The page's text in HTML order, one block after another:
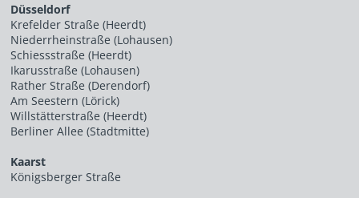
Düsseldorf
Krefelder Straße (Heerdt)
Niederrheinstraße (Lohausen)
Schiessstraße (Heerdt)
Ikarusstraße (Lohausen)
Rather Straße (Derendorf)
Am Seestern (Lörick)
Willstätterstraße (Heerdt)
Berliner Allee (Stadtmitte)
Kaarst
Königsberger Straße